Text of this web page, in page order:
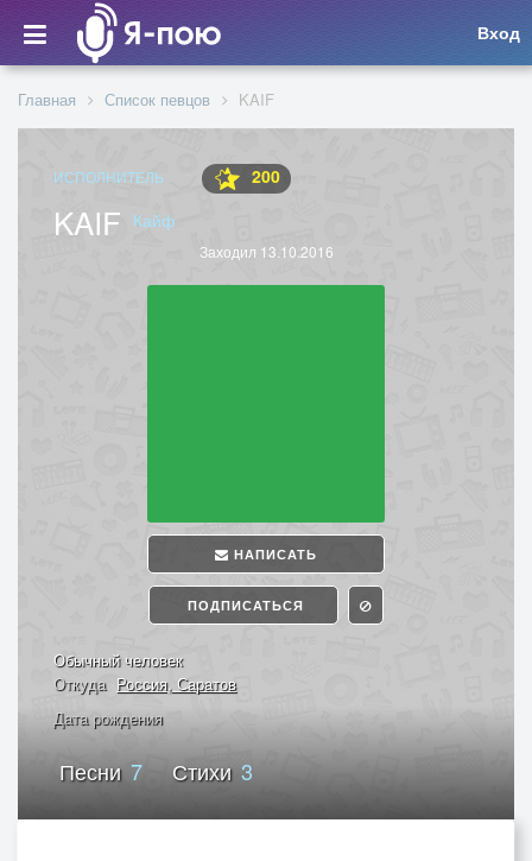
Вход
Главная Список певцов KAIF
ИСПОЛНИТЕЛЬ 200
KAIF Кайф
Заходил 13.10.2016
НАПИСАТЬ
ПОДПИСАТЬСЯ
Обычный человек
Откуда Россия, Саратов
Дата рождения
Песни 7 Стихи 3